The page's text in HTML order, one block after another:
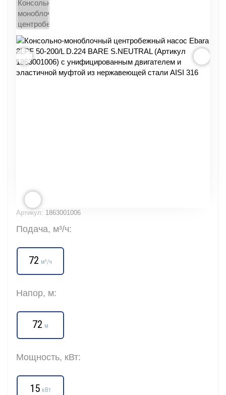
Артикул: 1863001006
Подача, м³/ч:
72 м³/ч
Напор, м:
72 м
Мощность, кВт:
15 кВт